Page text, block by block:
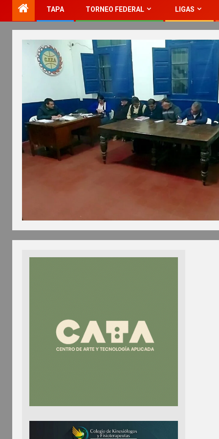
TAPA TORNEO FEDERAL LIGAS